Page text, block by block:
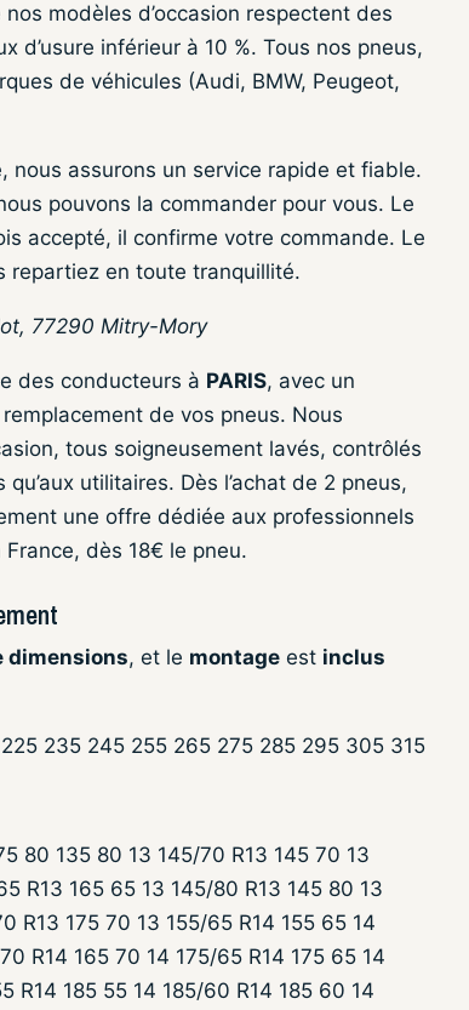
modèles d’occasion respectent des
inférieur à 10 %. Tous nos pneus,
de véhicules (Audi, BMW, Peugeot,
nous assurons un service rapide et fiable.
pouvons la commander pour vous. Le
accepté, il confirme votre commande. Le
repartiez en toute tranquillité.
77290 Mitry-Mory
des conducteurs à PARIS, avec un
de vos pneus. Nous
tous soigneusement lavés, contrôlés
utilitaires. Dès l’achat de 2 pneus,
une offre dédiée aux professionnels
dès 18€ le pneu.
dimensions, et le montage est inclus
235 245 255 265 275 285 295 305 315
80 135 80 13 145/70 R13 145 70 13
R13 165 65 13 145/80 R13 145 80 13
R13 175 70 13 155/65 R14 155 65 14
R14 165 70 14 175/65 R14 175 65 14
R14 185 55 14 185/60 R14 185 60 14